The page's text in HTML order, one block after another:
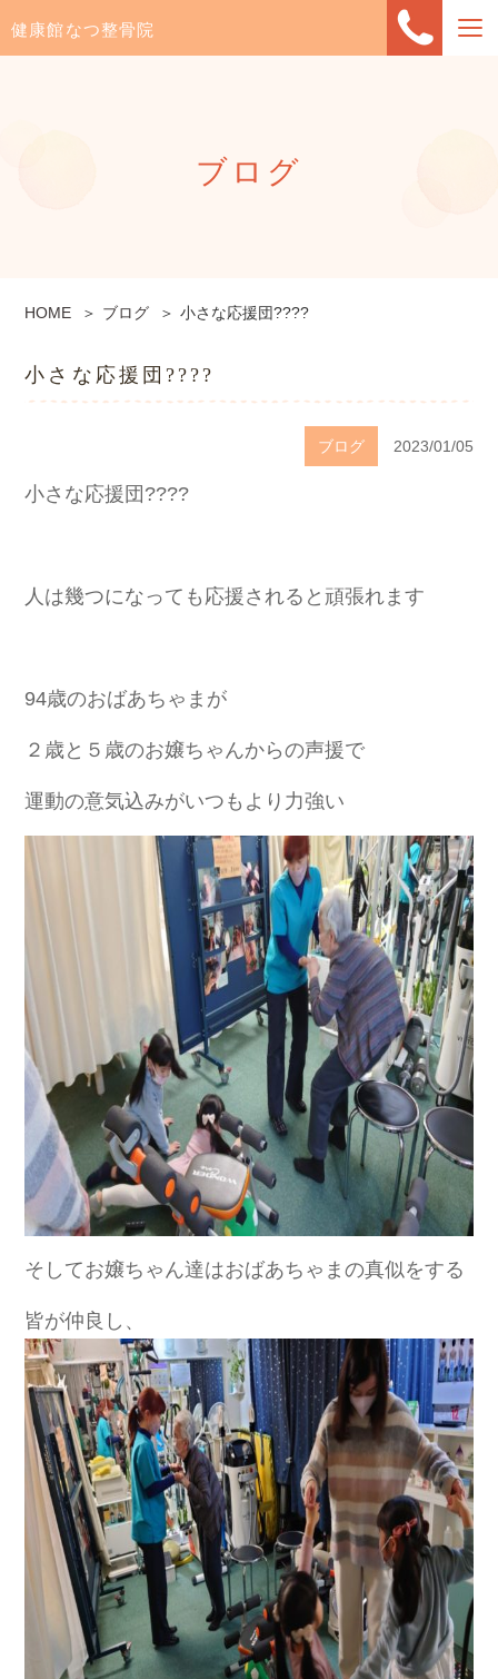
健康館なつ整骨院
ブログ
HOME ブログ 小さな応援団????
小さな応援団????
ブログ 2023/01/05
小さな応援団????
人は幾つになっても応援されると頑張れます
94歳のおばあちゃまが
２歳と５歳のお嬢ちゃんからの声援で
運動の意気込みがいつもより力強い
そしてお嬢ちゃん達はおばあちゃまの真似をする
皆が仲良し、